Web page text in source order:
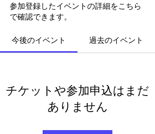
参加登録したイベントの詳細をこちら
で確認できます。
今後のイベント 過去のイベント
チケットや参加申込はまだ
ありません